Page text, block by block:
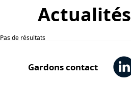
Actualités
Pas de résultats
Gardons contact